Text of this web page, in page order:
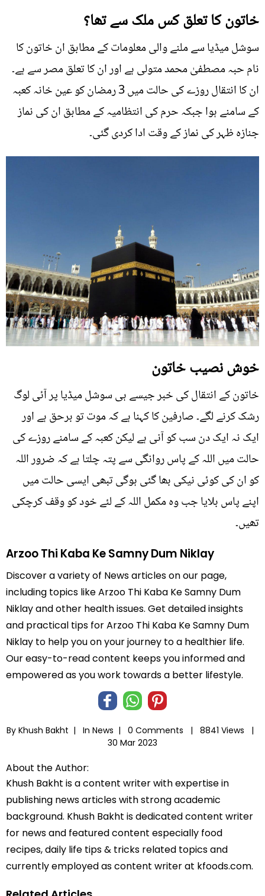
خاتون کا تعلق کس ملک سے تھا؟
سوشل میڈیا سے ملنے والی معلومات کے مطابق ان خاتون کا
نام حبہ مصطفیٰ محمد متولی ہے اور ان کا تعلق مصر سے ہے۔
ان کا انتقال روزے کی حالت میں 3 رمضان کو عین خانہ کعبہ
کے سامنے ہوا جبکہ حرم کی انتظامیہ کے مطابق ان کی نماز
جنازہ ظہر کی نماز کے وقت ادا کردی گئی۔
خوش نصیب خاتون
خاتون کے انتقال کی خبر جیسے ہی سوشل میڈیا پر آئی لوگ
رشک کرنے لگے۔ صارفین کا کہنا ہے کہ موت تو برحق ہے اور
ایک نہ ایک دن سب کو آنی ہے لیکن کعبہ کے سامنے روزے کی
حالت میں اللہ کے پاس روانگی سے پتہ چلتا ہے کہ ضرور اللہ
کو ان کی کوئی نیکی بھا گئی ہوگی تبھی ایسی حالت میں
اپنے پاس بلایا جب وہ مکمل اللہ کے لئے خود کو وقف کرچکی
تھیں۔
Arzoo Thi Kaba Ke Samny Dum Niklay
Discover a variety of News articles on our page,
including topics like Arzoo Thi Kaba Ke Samny Dum
Niklay and other health issues. Get detailed insights
and practical tips for Arzoo Thi Kaba Ke Samny Dum
Niklay to help you on your journey to a healthier life.
Our easy-to-read content keeps you informed and
empowered as you work towards a better lifestyle.
By Khush Bakht | In News | 0 Comments |
8841 Views |
30 Mar 2023
About the Author:
Khush Bakht is a content writer with expertise in
publishing news articles with strong academic
background. Khush Bakht is dedicated content writer
for news and featured content especially food
recipes, daily life tips & tricks related topics and
currently employed as content writer at kfoods.com.